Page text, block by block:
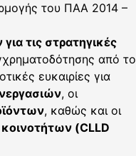
του ΠΑΑ 2014 –
τις στρατηγικές
από το
ευκαιρίες για
, οι
, καθώς και οι
(CLLD